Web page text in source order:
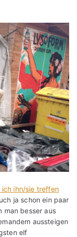
ich ihn/sie treffen
ja schon ein paar
man besser aus
aussteigen
elf